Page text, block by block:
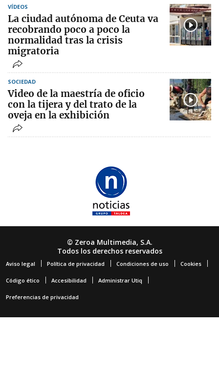
VÍDEOS
La ciudad autónoma de Ceuta va
recobrando poco a poco la
normalidad tras la crisis
migratoria
SOCIEDAD
Video de la maestría de oficio
con la tijera y del trato de la
oveja en la exhibición
© Zeroa Multimedia, S.A.
Todos los derechos reservados
Aviso legal Política de privacidad Condiciones de uso Cookies
Código ético Accesibilidad Administrar Utiq
Preferencias de privacidad